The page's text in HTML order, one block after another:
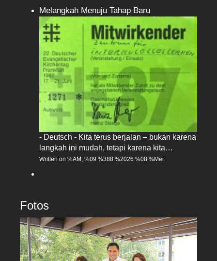
Melangkah Menuju Tahap Baru
- Deutsch - Kita terus berjalan – bukan karena
langkah ini mudah, tetapi karena kita…
Written on %AM, %09 %388 %2026 %08:%Mei
Fotos